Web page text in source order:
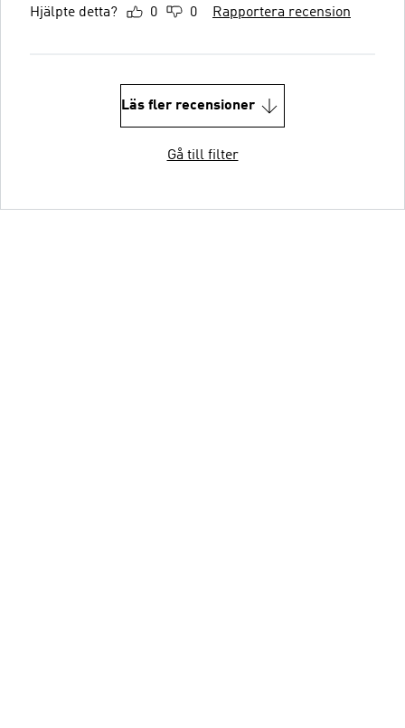
Hjälpte detta? 0 0 Rapportera recension
Läs fler recensioner
Gå till filter